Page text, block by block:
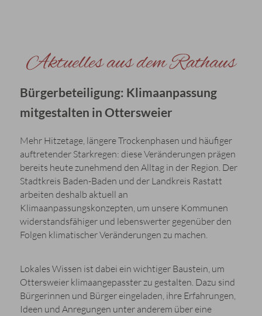
Aktuelles aus dem Rathaus
Bürgerbeteiligung: Klimaanpassung
mitgestalten in Ottersweier
Mehr Hitzetage, längere Trockenphasen und häufiger
auftretender Starkregen: diese Veränderungen prägen
bereits heute zunehmend den Alltag in der Region. Der
Stadtkreis Baden-Baden und der Landkreis Rastatt
arbeiten deshalb aktuell an
Klimaanpassungskonzepten, um unsere Kommunen
widerstandsfähiger und lebenswerter gegenüber den
Folgen klimatischer Veränderungen zu machen.
Lokales Wissen ist dabei ein wichtiger Baustein, um
Ottersweier klimaangepasster zu gestalten. Dazu sind
Bürgerinnen und Bürger eingeladen, ihre Erfahrungen,
Ideen und Anregungen unter anderem über eine